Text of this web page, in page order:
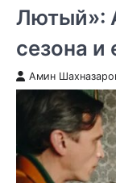
Лютый»:
сезона и
Амин